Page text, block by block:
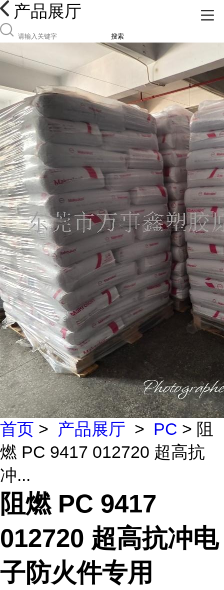
产品展厅
搜索
首页 > 产品展厅 > PC > 阻
燃 PC 9417 012720 超高抗
冲...
阻燃 PC 9417
012720 超高抗冲电
子防火件专用